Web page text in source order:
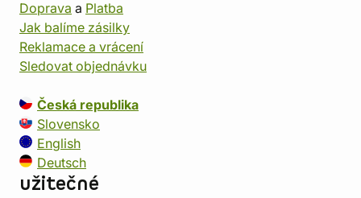
Doprava a Platba
Jak balíme zásilky
Reklamace a vrácení
Sledovat objednávku
Česká republika
Slovensko
English
Deutsch
užitečné